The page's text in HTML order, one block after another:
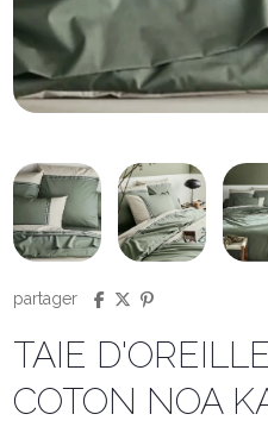
partager
TAIE
COTON NOA